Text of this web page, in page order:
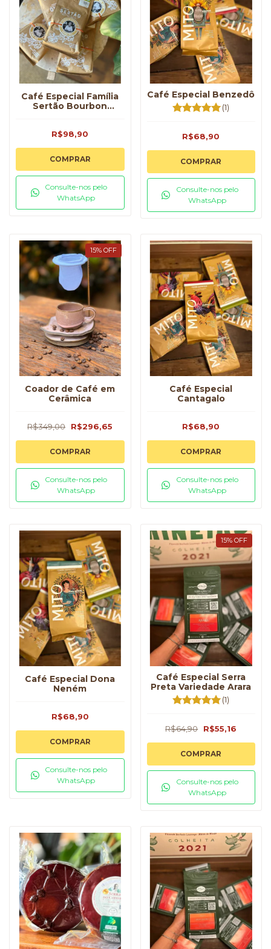
Café Especial Família
Sertão Bourbon
R$98,90
COMPRAR
Consulte-nos pelo
WhatsApp
Café Especial Benzedô
(1)
R$68,90
COMPRAR
Consulte-nos pelo
WhatsApp
15% OFF
Coador de Café em
Cerâmica
R$349,00 R$296,65
COMPRAR
Consulte-nos pelo
WhatsApp
Café Especial
Cantagalo
R$68,90
COMPRAR
Consulte-nos pelo
WhatsApp
Café Especial Dona
Neném
R$68,90
COMPRAR
Consulte-nos pelo
WhatsApp
15% OFF
Café Especial Serra
Preta Variedade Arara
(1)
R$64,90 R$55,16
COMPRAR
Consulte-nos pelo
WhatsApp